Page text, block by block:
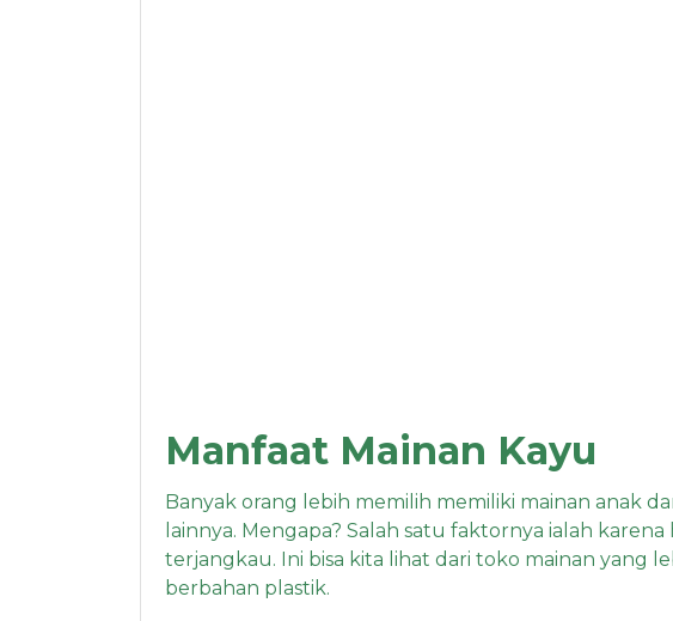
Manfaat Mainan Kayu
Banyak orang lebih memilih memiliki mainan anak
lainnya. Mengapa? Salah satu faktornya ialah
terjangkau. Ini bisa kita lihat dari toko mainan yang
berbahan plastik.